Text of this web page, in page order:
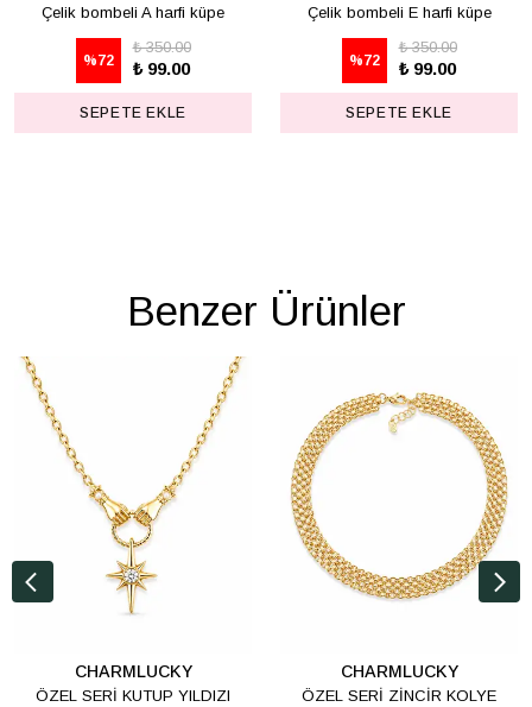
Çelik bombeli A harfi küpe
%72
₺ 350.00
₺ 99.00
SEPETE EKLE
Çelik bombeli E harfi küpe
%72
₺ 350.00
₺ 99.00
SEPETE EKLE
Benzer Ürünler
CHARMLUCKY
ÖZEL SERİ KUTUP YILDIZI
CHARMLUCKY
ÖZEL SERİ ZİNCİR KOLYE